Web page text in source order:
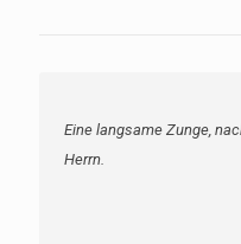
Eine langsame Zunge,
Herrn.